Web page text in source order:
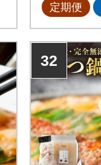
で新鮮な状
急速冷凍技
ぷりで甘い
がっており
定期便
32